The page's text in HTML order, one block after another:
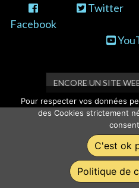
Facebook
Twitter
ENCORE UN SITE
Pour respecter vos données
des Cookies strictement
C'est ok
Politique de